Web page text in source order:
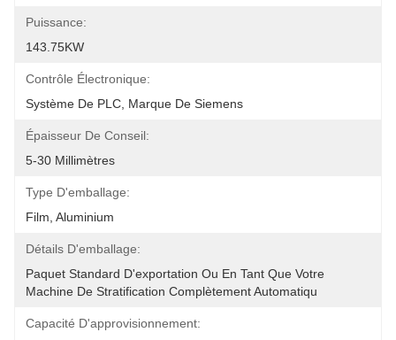
Puissance:
143.75KW
Contrôle Électronique:
Système De PLC, Marque De Siemens
Épaisseur De Conseil:
5-30 Millimètres
Type D'emballage:
Film, Aluminium
Détails D'emballage:
Paquet Standard D'exportation Ou En Tant Que Votre
Machine De Stratification Complètement Automatiqu
Capacité D'approvisionnement: